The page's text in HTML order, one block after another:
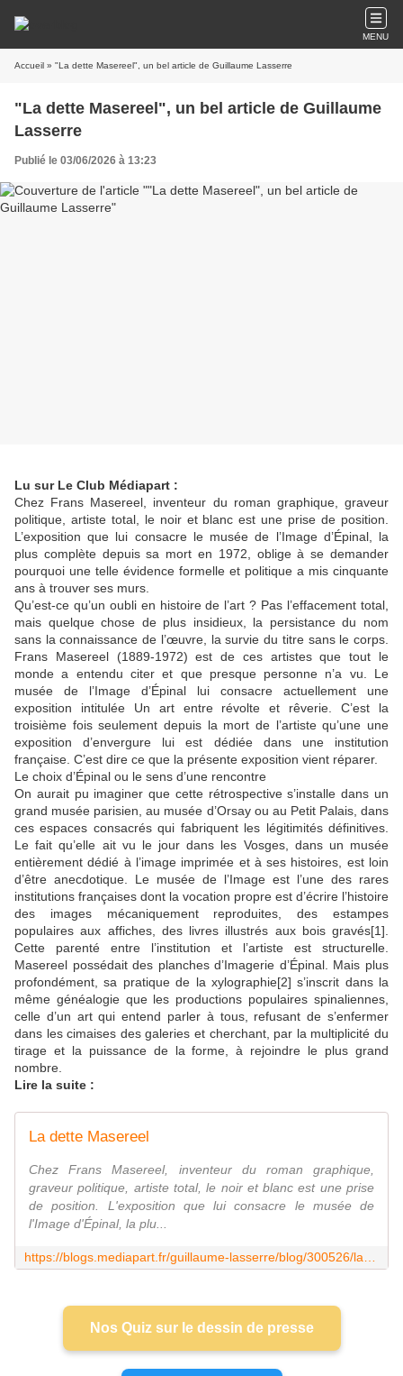
MENU
Accueil » "La dette Masereel", un bel article de Guillaume Lasserre
"La dette Masereel", un bel article de Guillaume
Lasserre
Publié le 03/06/2026 à 13:23
Lu sur Le Club Médiapart :
Chez Frans Masereel, inventeur du roman graphique, graveur
politique, artiste total, le noir et blanc est une prise de position.
L’exposition que lui consacre le musée de l’Image d’Épinal, la
plus complète depuis sa mort en 1972, oblige à se demander
pourquoi une telle évidence formelle et politique a mis cinquante
ans à trouver ses murs.
Qu’est-ce qu’un oubli en histoire de l’art ? Pas l’effacement total,
mais quelque chose de plus insidieux, la persistance du nom
sans la connaissance de l’œuvre, la survie du titre sans le corps.
Frans Masereel (1889-1972) est de ces artistes que tout le
monde a entendu citer et que presque personne n’a vu. Le
musée de l’Image d’Épinal lui consacre actuellement une
exposition intitulée Un art entre révolte et rêverie. C’est la
troisième fois seulement depuis la mort de l’artiste qu’une une
exposition d’envergure lui est dédiée dans une institution
française. C’est dire ce que la présente exposition vient réparer.
Le choix d’Épinal ou le sens d’une rencontre
On aurait pu imaginer que cette rétrospective s’installe dans un
grand musée parisien, au musée d’Orsay ou au Petit Palais, dans
ces espaces consacrés qui fabriquent les légitimités définitives.
Le fait qu’elle ait vu le jour dans les Vosges, dans un musée
entièrement dédié à l’image imprimée et à ses histoires, est loin
d’être anecdotique. Le musée de l’Image est l’une des rares
institutions françaises dont la vocation propre est d’écrire l’histoire
des images mécaniquement reproduites, des estampes
populaires aux affiches, des livres illustrés aux bois gravés[1].
Cette parenté entre l’institution et l’artiste est structurelle.
Masereel possédait des planches d’Imagerie d’Épinal. Mais plus
profondément, sa pratique de la xylographie[2] s’inscrit dans la
même généalogie que les productions populaires spinaliennes,
celle d’un art qui entend parler à tous, refusant de s’enfermer
dans les cimaises des galeries et cherchant, par la multiplicité du
tirage et la puissance de la forme, à rejoindre le plus grand
nombre.
Lire la suite :
La dette Masereel
Chez Frans Masereel, inventeur du roman graphique,
graveur politique, artiste total, le noir et blanc est une prise
de position. L'exposition que lui consacre le musée de
l'Image d'Épinal, la plu...
Nos Quiz sur le dessin de presse